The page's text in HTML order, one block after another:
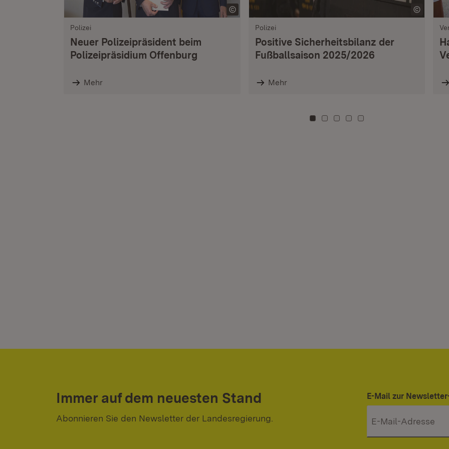
Polizei
Neuer Polizeipräsident beim
Polizeipräsidium Offenburg
Mehr
Polizei
Positive Sicherheitsbilanz der
Fußballsaison 2025/2026
Mehr
Zu Kachel: 0
Zu Kachel: 3
Zu Kachel: 6
Zu Kachel: 9
Zu Kachel: 12
Immer auf dem neuesten Stand
Abonnieren Sie den Newsletter der Landesregierung.
E-Mail zur